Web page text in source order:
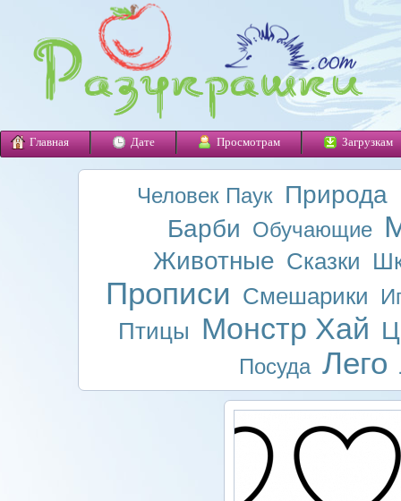
Главная Дате Просмотрам Загрузкам
Человек Паук Природа
Барби Обучающие
Животные Сказки
Прописи Смешарики
Птицы Монстр Хай
Посуда Лего